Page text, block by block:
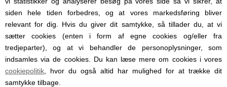
siden hele tiden forbedres, og at vores markedsføring bliver
relevant for dig. Hvis du giver dit samtykke, så tillader du, at vi
sætter cookies (enten i form af egne cookies og/eller fra
tredjeparter), og at vi behandler de personoplysninger, som
indsamles via de cookies. Du kan læse mere om cookies i vores
cookiepolitik , hvor du også altid har mulighed for at trække dit
samtykke tilbage.
BIBS Baby Bitie bidering, Hjerte, Baby Blue